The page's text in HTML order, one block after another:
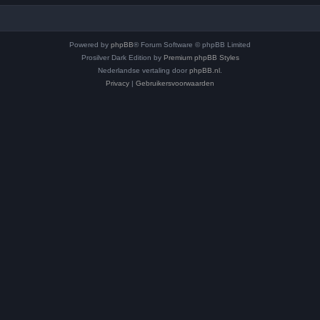
Powered by phpBB® Forum Software © phpBB Limited
Prosilver Dark Edition by Premium phpBB Styles
Nederlandse vertaling door phpBB.nl
Privacy | Gebruikersvoorwaarden